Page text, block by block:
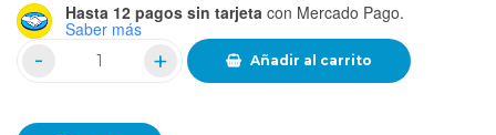
Hasta 12 pagos sin tarjeta con Mercado Pago.
Saber más
Añadir al carrito